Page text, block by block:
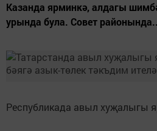
Казанда ярминкә, алдагы
урында була. Совет
Республикада авыл хуҗалыгы